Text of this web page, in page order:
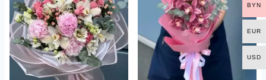
BYN
EUR
USD